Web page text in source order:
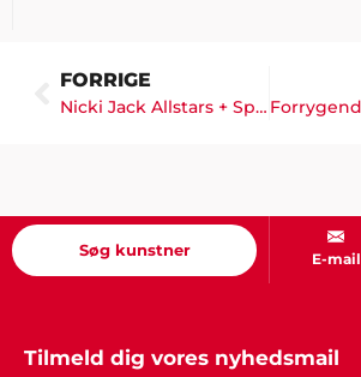
FORRIGE
Nicki Jack Allstars + Special Guest
Søg kunstner E-mail
Tilmeld dig vores nyhedsmail